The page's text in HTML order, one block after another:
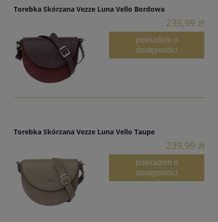
Torebka Skórzana Vezze Luna Vello Bordowa
239,99 zł
powiadom o
dostępności
Torebka Skórzana Vezze Luna Vello Taupe
239,99 zł
powiadom o
dostępności